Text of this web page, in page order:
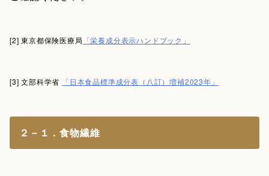
[2] 東京都保険医療局 「栄養成分表示ハンドブック」
[3] 文部科学省 「日本食品標準成分表（八訂）増補2023年」
２－１．食物繊維